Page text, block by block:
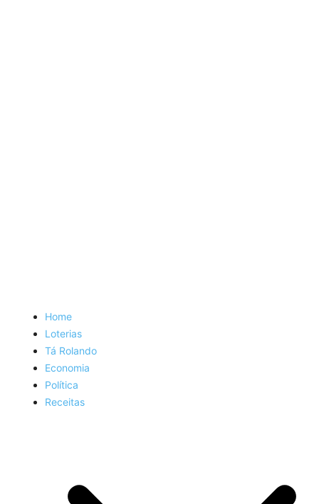
Home
Loterias
Tá Rolando
Economia
Política
Receitas